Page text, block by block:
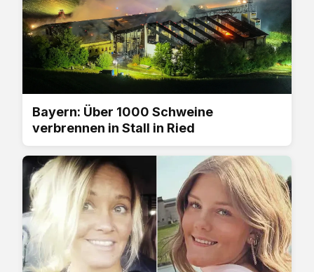
Bayern: Über 1000 Schweine
verbrennen in Stall in Ried